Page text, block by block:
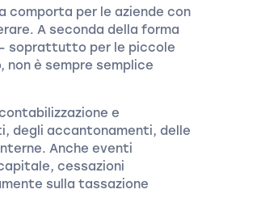
comporta per le aziende con
A seconda della forma
soprattutto per le piccole
è sempre semplice
e
degli accantonamenti, delle
Anche eventi
cessazioni
sulla tassazione